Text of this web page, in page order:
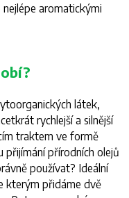
aromatickými
látek,
rychlejší a silnější
traktem ve formě
přijímání přírodních olejů
používat? Ideální
kterým přidáme dvě